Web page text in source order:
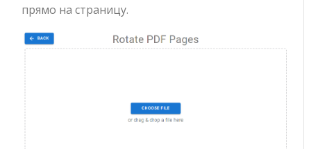
прямо на страницу.